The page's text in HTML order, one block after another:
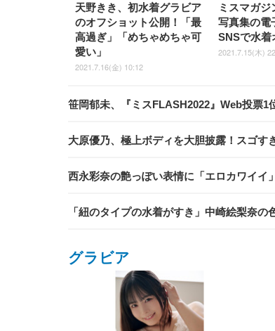
天野きき、初水着グラビア
のオフショット公開！「最
高過ぎ」「めちゃめちゃ可
愛い」
2021.7.16(金) 10:12
ミスマガジ
写真集の電
SNSで水着
2021.7.15(木)
笹岡郁未、『ミスFLASH2022』Web投票1
大原優乃、極上ボディを大胆披露！スゴす
西永彩奈の艶っぽい表情に「エロカワイイ
「紐のタイプの水着がすき」中崎絵梨奈
グラビア